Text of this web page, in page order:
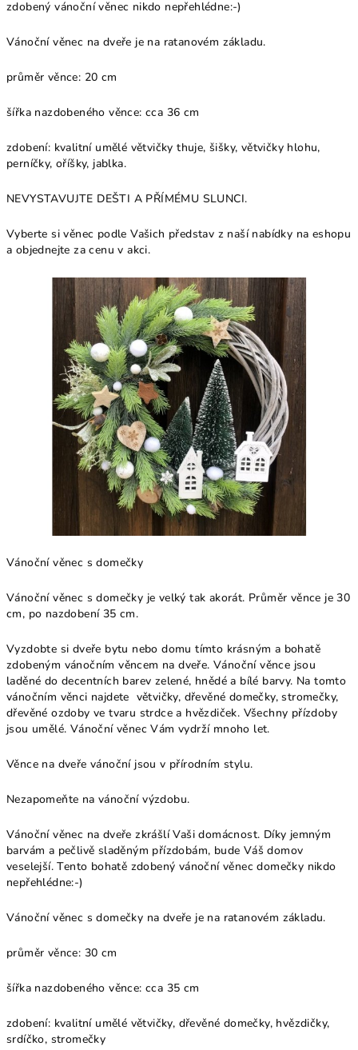
zdobený vánoční věnec nikdo nepřehlédne:-)
Vánoční věnec na dveře je na ratanovém základu.
průměr věnce: 20 cm
šířka nazdobeného věnce: cca 36 cm
zdobení: kvalitní umělé větvičky thuje, šišky, větvičky hlohu,
perníčky, oříšky, jablka.
NEVYSTAVUJTE DEŠTI A PŘÍMÉMU SLUNCI.
Vyberte si věnec podle Vašich představ z naší nabídky na eshopu
a objednejte za cenu v akci.
Vánoční věnec s domečky
Vánoční věnec s domečky je velký tak akorát. Průměr věnce je 30
cm, po nazdobení 35 cm.
Vyzdobte si dveře bytu nebo domu tímto krásným a bohatě
zdobeným vánočním věncem na dveře. Vánoční věnce jsou
laděné do decentních barev zelené, hnědé a bílé barvy. Na tomto
vánočním věnci najdete větvičky, dřevěné domečky, stromečky,
dřevěné ozdoby ve tvaru strdce a hvězdiček. Všechny přízdoby
jsou umělé. Vánoční věnec Vám vydrží mnoho let.
Věnce na dveře vánoční jsou v přírodním stylu.
Nezapomeňte na vánoční výzdobu.
Vánoční věnec na dveře zkrášlí Vaši domácnost. Díky jemným
barvám a pečlivě sladěným přízdobám, bude Váš domov
veselejší. Tento bohatě zdobený vánoční věnec domečky nikdo
nepřehlédne:-)
Vánoční věnec s domečky na dveře je na ratanovém základu.
průměr věnce: 30 cm
šířka nazdobeného věnce: cca 35 cm
zdobení: kvalitní umělé větvičky, dřevěné domečky, hvězdičky,
srdíčko, stromečky